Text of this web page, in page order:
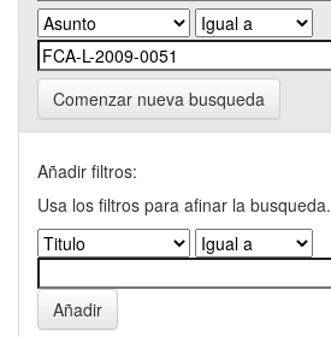
Comenzar nueva busqueda
Añadir filtros:
Usa los filtros para afinar la busqueda.